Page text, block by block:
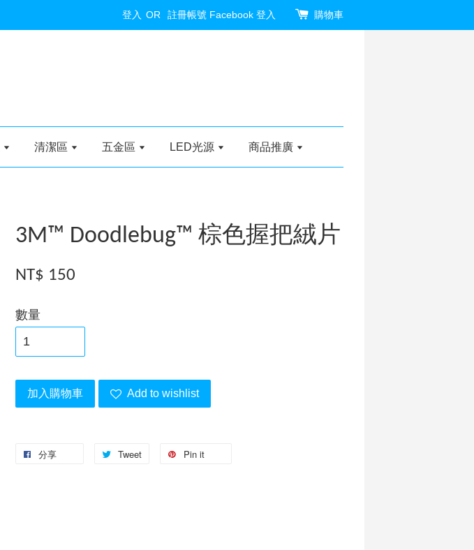
登入 OR 註冊帳號 Facebook 登入 購物車
清潔區 五金區 LED光源 商品推廣
3M™ Doodlebug™ 棕色握把絨片
NT$ 150
數量
加入購物車 Add to wishlist
分享 Tweet Pin it